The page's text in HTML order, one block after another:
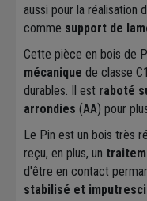
aussi pour la réalisation
comme support de
Cette pièce en bois de
mécanique de classe
durables. Il est raboté
arrondies (AA) pour
Le Pin est un bois très
reçu, en plus, un
d'être en contact
stabilisé et